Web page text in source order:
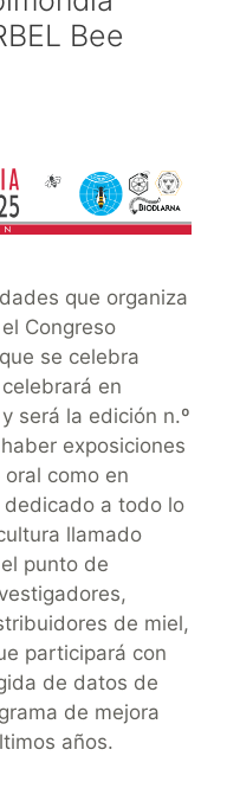
Bee
que organiza
Congreso
se celebra
en
será la edición n.º
exposiciones
como en
a todo lo
llamado
punto de
de miel,
participará con
de datos de
de mejora
años.